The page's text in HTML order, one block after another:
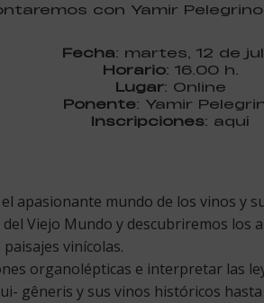
con Yamir
Fecha: martes, 12 de
Horario: 16.00 h.
Lugar: Online
Ponente: Yamir
Inscripciones: aquí
apasionante mundo de los vinos y
Viejo Mundo y descubriremos los
vinícolas.
organolépticas e interpretar las
gêneris y sus vinos históricos